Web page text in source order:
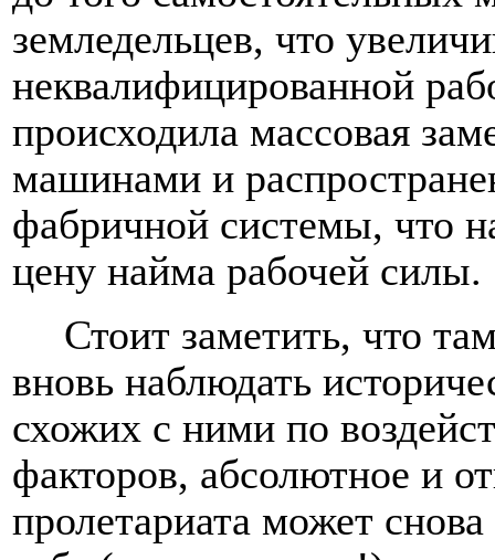
земледельцев, что
неквалифицированной
происходила массовая
машинами и
фабричной системы, что
цену найма рабочей силы.
Стоит заметить, что
вновь наблюдать
схожих с ними по
факторов, абсолютное и
пролетариата может